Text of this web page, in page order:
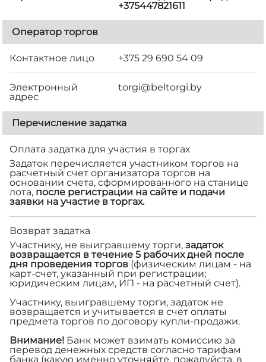
+375447821611
Оператор торгов
Контактное лицо +375 29 690 54 09
Электронный
адрес
torgi@beltorgi.by
Перечисление задатка
Оплата задатка для участия в торгах
Задаток перечисляется участником торгов на
расчетный счет организатора торгов на
основании счета, сформированного на станице
лота, после регистрации на сайте и подачи
заявки на участие в торгах.
Возврат задатка
Участнику, не выигравшему торги, задаток
возвращается в течение 5 рабочих дней после
дня проведения торгов (физическим лицам - на
карт-счет, указанный при регистрации;
юридическим лицам, ИП - на расчетный счет).
Участнику, выигравшему торги, задаток не
возвращается и учитывается в счет оплаты
предмета торгов по договору купли-продажи.
Внимание! Банк может взимать комиссию за
перевод денежных средств согласно тарифам
банка (какую именно уточняйте, пожалуйста, в